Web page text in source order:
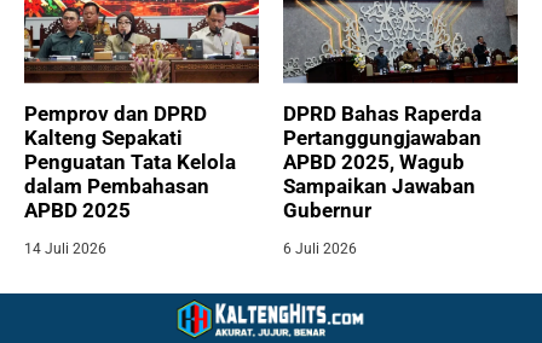
Pemprov dan DPRD
Kalteng Sepakati
Penguatan Tata Kelola
dalam Pembahasan
APBD 2025
14 Juli 2026
DPRD Bahas Raperda
Pertanggungjawaban
APBD 2025, Wagub
Sampaikan Jawaban
Gubernur
6 Juli 2026